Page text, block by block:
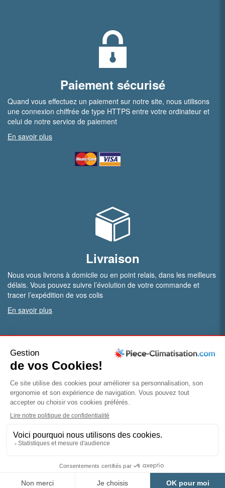
Paiement sécurisé
Quand vous effectuez un paiement sur notre site, nous utilisons
une connexion chiffrée de type HTTPS entre votre ordinateur et
celui de notre service de paiement
En savoir plus
Livraison
Nous vous livrons à domicile ou en point relais, dans les meilleurs
délais. Vous pouvez suivre l’évolution de votre commande et
tracer l’expédition de vos colis
En savoir plus
Vous êtes professionnel ?
Bénéficiez de conditions particulières en ouvrant un compte
pro
Mentions légales|Conditions
générales de vente| Politique de confidentialité